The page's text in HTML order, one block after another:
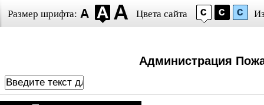
Размер шрифта: Цвета сайта
Администрация